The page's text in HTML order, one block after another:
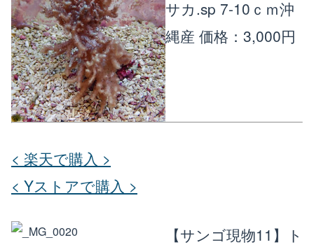
サカ.sp 7-10ｃｍ沖
縄産 価格：3,000円
< 楽天で購入 >
< Yストアで購入 >
【サンゴ現物11】ト